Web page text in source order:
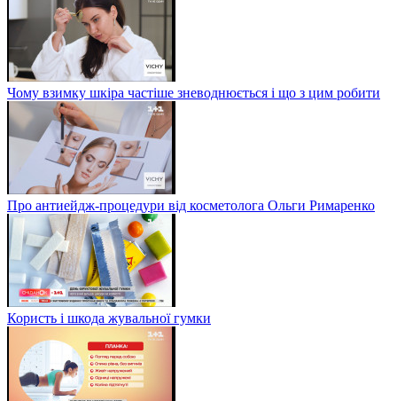
Чому взимку шкіра частіше зневоднюється і що з цим робити
Про антиейдж-процедури від косметолога Ольги Римаренко
Користь і шкода жувальної гумки